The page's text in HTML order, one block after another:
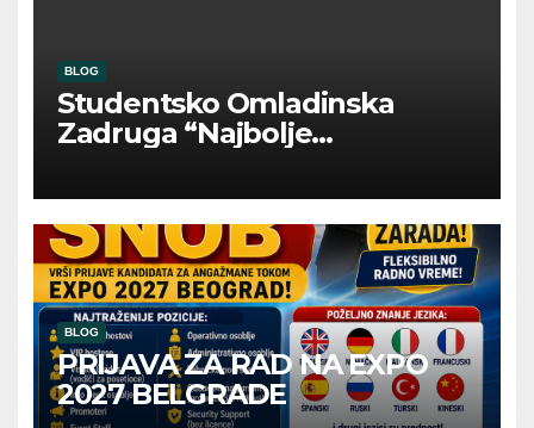
BLOG
Studentsko Omladinska
Zadruga “Najbolje
BLOG
PRIJAVA ZA RAD NA EXPO
2027 BELGRADE